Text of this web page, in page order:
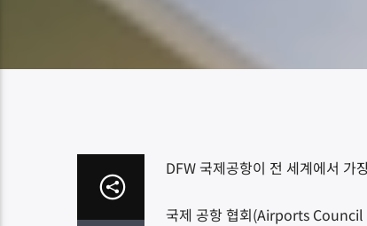
DFW국제공항이 전 세계에서 가
국제 공항 협회(Airports